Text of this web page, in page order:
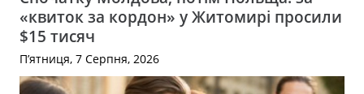
«квиток за кордон» у Житомирі просили
$15 тисяч
П’ятниця, 7 Серпня, 2026